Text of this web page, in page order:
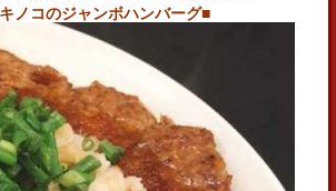
ノコのジャンボハンバーグ■